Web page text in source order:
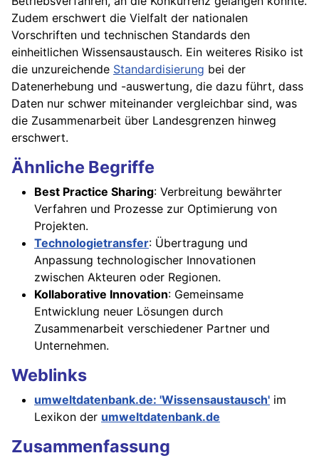
Zudem erschwert die Vielfalt der nationalen
Vorschriften und technischen Standards den
einheitlichen Wissensaustausch. Ein weiteres Risiko ist
die unzureichende Standardisierung bei der
Datenerhebung und -auswertung, die dazu führt, dass
Daten nur schwer miteinander vergleichbar sind, was
die Zusammenarbeit über Landesgrenzen hinweg
erschwert.
Ähnliche Begriffe
Best Practice Sharing: Verbreitung bewährter
Verfahren und Prozesse zur Optimierung von
Projekten.
Technologietransfer: Übertragung und
Anpassung technologischer Innovationen
zwischen Akteuren oder Regionen.
Kollaborative Innovation: Gemeinsame
Entwicklung neuer Lösungen durch
Zusammenarbeit verschiedener Partner und
Unternehmen.
Weblinks
umweltdatenbank.de: 'Wissensaustausch' im
Lexikon der umweltdatenbank.de
Zusammenfassung